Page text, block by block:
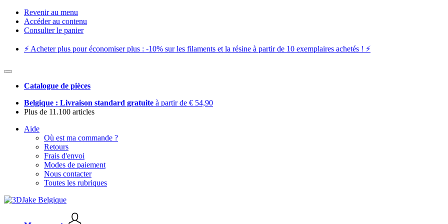
Revenir au menu
Accéder au contenu
Consulter le panier
⚡️ Acheter plus pour économiser plus : -10% sur les filaments et la résine à partir de 10 exemplaires achetés ! ⚡️
Catalogue de pièces
Belgique : Livraison standard gratuite à partir de € 54,90
Plus de 11.100 articles
Aide
Où est ma commande ?
Retours
Frais d'envoi
Modes de paiement
Nous contacter
Toutes les rubriques